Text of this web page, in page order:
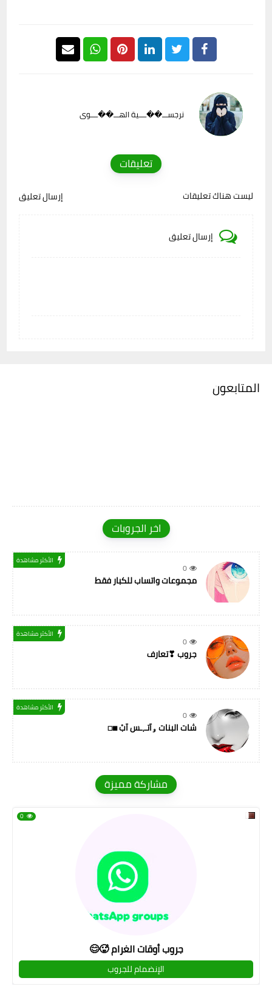
نرجســـ��ــــية الهـــ��ــــوى
تعليقات
ليست هناك تعليقات إرسال تعليق
إرسال تعليق
المتابعون
اخر الجروبات
0
الأكثر مشاهدة
مجموعات واتساب للكبار فقط
0
الأكثر مشاهدة
جروب ❣تعارف
0
الأكثر مشاهدة
شات البنات ۅآتـ,ـس آبْ ◼◻
مشاركة مميزة
جروب أوقات الغرام 🥵😊
0
الإنضمام للجروب